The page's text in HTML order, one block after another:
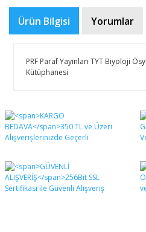
Ürün Bilgisi Yorumlar
PRF Paraf Yayınları TYT Biyoloji
Kütüphanesi
Bu ürüne ilk
Yorum
Bu ürünün fiyat bilgisi, resim,
diğer konularda yetersiz
formunu kullanarak
Görüş ve önerileriniz için
Ürün resmi kalitesiz, bozuk
Ürün açıklamasında eksik